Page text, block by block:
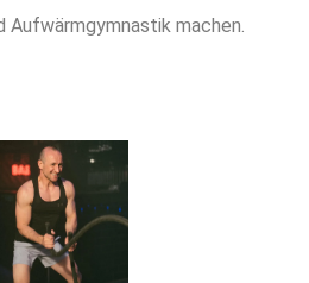
Aufwärmgymnastik machen.